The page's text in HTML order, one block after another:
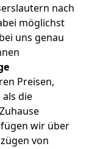
nach
möglichst
uns genau
Preisen,
die
wir über
von